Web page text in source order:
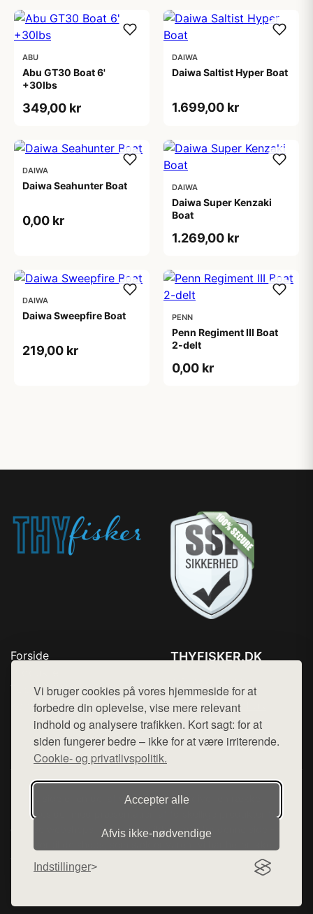
Vi bruger cookies på vores hjemmeside for at
forbedre din oplevelse, vise mere relevant
indhold og analysere trafikken. Kort sagt: for at
siden fungerer bedre – ikke for at være irriterende.
Cookie- og privatlivspolitik.
Accepter alle
Afvis ikke‑nødvendige
Indstillinger
ABU
Abu GT30 Boat 6'
+30lbs
349,00 kr
DAIWA
Daiwa Saltist Hyper Boat
1.699,00 kr
DAIWA
Daiwa Seahunter Boat
0,00 kr
DAIWA
Daiwa Super Kenzaki
Boat
1.269,00 kr
DAIWA
Daiwa Sweepfire Boat
219,00 kr
PENN
Penn Regiment III Boat
2-delt
0,00 kr
Forside
Top Rabatter
Kontakt
THYFISKER.DK
Mail: hej@want.dk
Cookie- og privatlivspolitik
Denne side er en del af want.dk, der udgiver en række
hjemmesider med præsentation af forskellige produkter fra
diverse webshops. Der sælges ikke varer fra denne side - vi
henviser til de shops, som sælger varen. Vi har heller ikke
varerne på lager.